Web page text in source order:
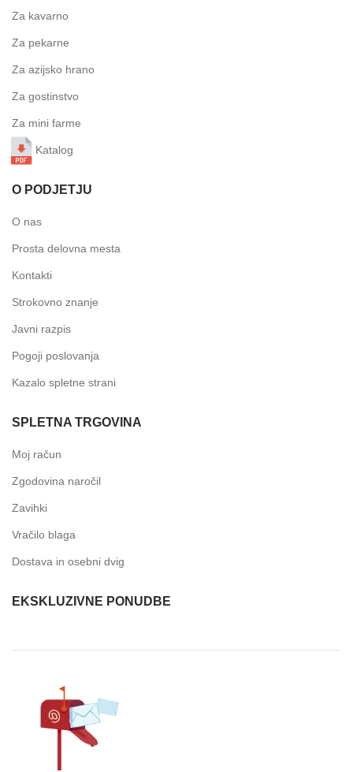
Za kavarno
Za pekarne
Za azijsko hrano
Za gostinstvo
Za mini farme
Katalog
O PODJETJU
O nas
Prosta delovna mesta
Kontakti
Strokovno znanje
Javni razpis
Pogoji poslovanja
Kazalo spletne strani
SPLETNA TRGOVINA
Moj račun
Zgodovina naročil
Zavihki
Vračilo blaga
Dostava in osebni dvig
EKSKLUZIVNE PONUDBE